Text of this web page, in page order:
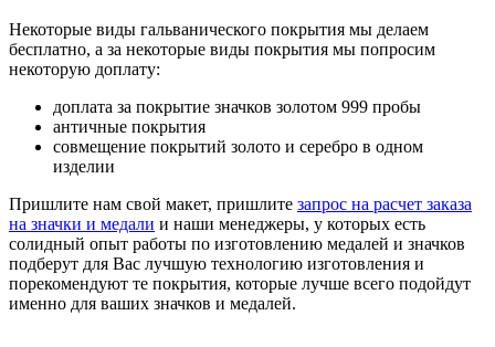
Некоторые виды гальванического покрытия мы делаем
бесплатно, а за некоторые виды покрытия мы попросим
некоторую доплату:
доплата за покрытие значков золотом 999 пробы
античные покрытия
совмещение покрытий золото и серебро в одном
изделии
Пришлите нам свой макет, пришлите запрос на расчет заказа
на значки и медали и наши менеджеры, у которых есть
солидный опыт работы по изготовлению медалей и значков
подберут для Вас лучшую технологию изготовления и
порекомендуют те покрытия, которые лучше всего подойдут
именно для ваших значков и медалей.